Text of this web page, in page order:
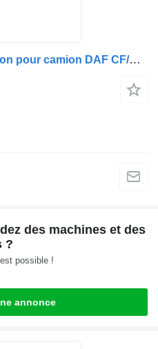
Différentiel Diferential camion pour camion DAF CF/XF 2005, cod AAS1339, raport 37:3
des machines et des
?
possible !
annonce